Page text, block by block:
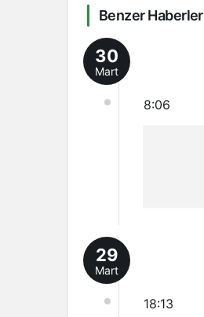
Benzer Haberler
30
Mart
8:06
29
Mart
18:13